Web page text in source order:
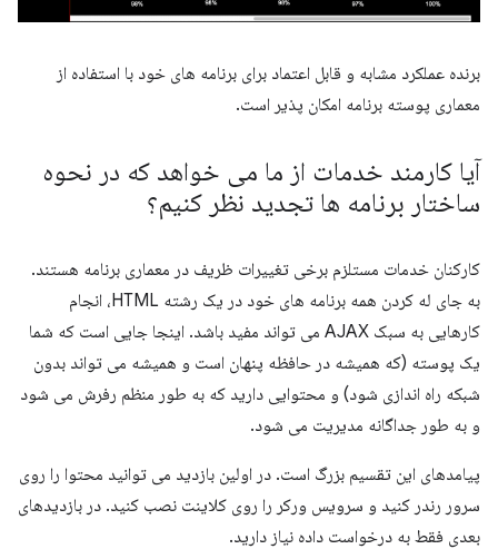
برنده عملکرد مشابه و قابل اعتماد برای برنامه های خود با استفاده از
معماری پوسته برنامه امکان پذیر است.
آیا کارمند خدمات از ما می خواهد که در نحوه
ساختار برنامه ها تجدید نظر کنیم؟
کارکنان خدمات مستلزم برخی تغییرات ظریف در معماری برنامه هستند.
به جای له کردن همه برنامه های خود در یک رشته HTML، انجام
کارهایی به سبک AJAX می تواند مفید باشد. اینجا جایی است که شما
یک پوسته (که همیشه در حافظه پنهان است و همیشه می تواند بدون
شبکه راه اندازی شود) و محتوایی دارید که به طور منظم رفرش می شود
و به طور جداگانه مدیریت می شود.
پیامدهای این تقسیم بزرگ است. در اولین بازدید می توانید محتوا را روی
سرور رندر کنید و سرویس ورکر را روی کلاینت نصب کنید. در بازدیدهای
بعدی فقط به درخواست داده نیاز دارید.